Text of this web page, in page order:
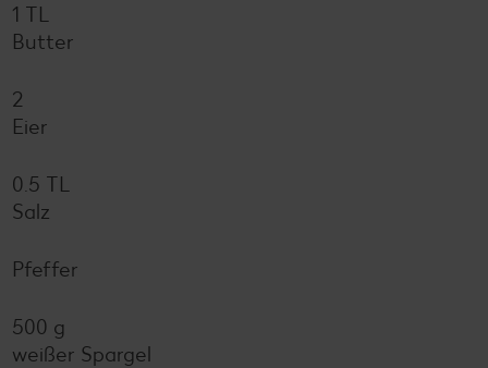
1 TL
Butter
2
Eier
0.5 TL
Salz
Pfeffer
500 g
weißer Spargel